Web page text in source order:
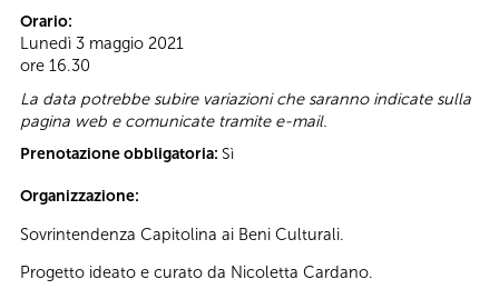
Orario:
Lunedì 3 maggio 2021
ore 16.30
La data potrebbe subire variazioni che saranno indicate sulla
pagina web e comunicate tramite e-mail.
Prenotazione obbligatoria: Sì
Organizzazione:
Sovrintendenza Capitolina ai Beni Culturali.
Progetto ideato e curato da Nicoletta Cardano.